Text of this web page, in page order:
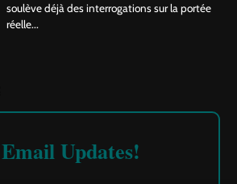
soulève déjà des interrogations sur la portée
réelle...
Updates!